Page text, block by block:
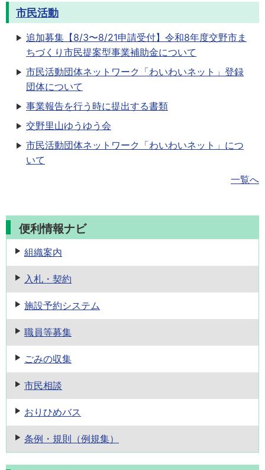
市民活動
追加募集【8/3〜8/21申請受付】令和8年度交野市ま
ちづくり市民提案型事業補助金について
市民活動団体ネットワーク「わいわいネット」登録
団体について
事業報告を行う時に提出する書類
交野里山ゆうゆう会
市民活動団体ネットワーク「わいわいネット」につ
いて
一覧へ
便利情報ナビ
組織案内
入札・契約
施設予約システム
職員等募集
ごみの収集
市民相談
おりひめバス
条例・規則 （例規集）